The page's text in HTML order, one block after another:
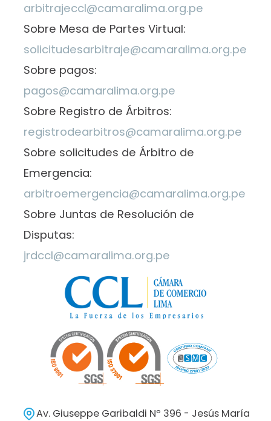
arbitrajeccl@camaralima.org.pe
Sobre Mesa de Partes Virtual:
solicitudesarbitraje@camaralima.org.pe
Sobre pagos:
pagos@camaralima.org.pe
Sobre Registro de Árbitros:
registrodearbitros@camaralima.org.pe
Sobre solicitudes de Árbitro de
Emergencia:
arbitroemergencia@camaralima.org.pe
Sobre Juntas de Resolución de
Disputas:
jrdccl@camaralima.org.pe
Av. Giuseppe Garibaldi Nº 396 - Jesús María